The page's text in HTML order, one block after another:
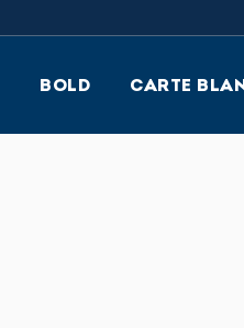
BOLD CARTE